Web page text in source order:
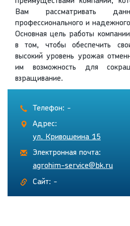
Вам рассматривать
профессионального и
Основная цель работы
в том, чтобы обеспечить
высокий уровень урожая
им возможность для
взращивание.
Телефон: -
Адрес:
ул. Кривошеина 15
Электронная почта:
agrohim-service@bk.ru
Сайт: -